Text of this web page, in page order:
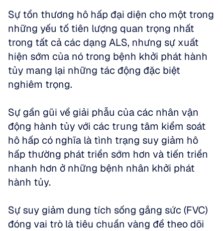
Sự tổn thương hô hấp đại diện cho một trong
những yếu tố tiên lượng quan trọng nhất
trong tất cả các dạng ALS, nhưng sự xuất
hiện sớm của nó trong bệnh khởi phát hành
tủy mang lại những tác động đặc biệt
nghiêm trọng.
Sự gần gũi về giải phẫu của các nhân vận
động hành tủy với các trung tâm kiểm soát
hô hấp có nghĩa là tình trạng suy giảm hô
hấp thường phát triển sớm hơn và tiến triển
nhanh hơn ở những bệnh nhân khởi phát
hành tủy.
Sự suy giảm dung tích sống gắng sức (FVC)
đóng vai trò là tiêu chuẩn vàng để theo dõi